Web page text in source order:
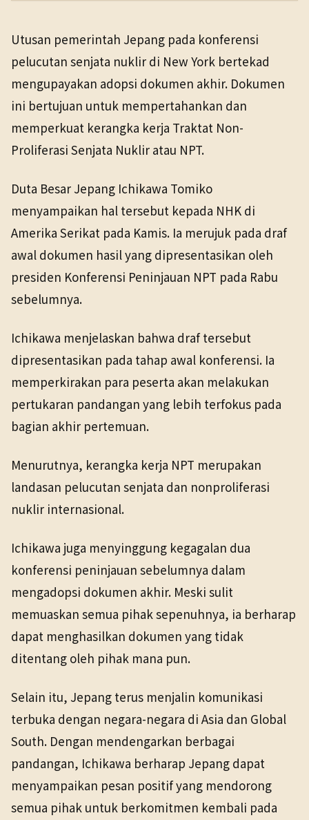
TANGGAL SUMBER
8 Mei 2026
Pranala sumber asli tidak lagi tersedia. Versi arsip
Utusan pemerintah Jepang pada konferensi
pelucutan senjata nuklir di New York bertekad
mengupayakan adopsi dokumen akhir. Dokumen
ini bertujuan untuk mempertahankan dan
memperkuat kerangka kerja Traktat Non-
Proliferasi Senjata Nuklir atau NPT.
Duta Besar Jepang Ichikawa Tomiko
menyampaikan hal tersebut kepada NHK di
Amerika Serikat pada Kamis. Ia merujuk pada draf
awal dokumen hasil yang dipresentasikan oleh
presiden Konferensi Peninjauan NPT pada Rabu
sebelumnya.
Ichikawa menjelaskan bahwa draf tersebut
dipresentasikan pada tahap awal konferensi. Ia
memperkirakan para peserta akan melakukan
pertukaran pandangan yang lebih terfokus pada
bagian akhir pertemuan.
Menurutnya, kerangka kerja NPT merupakan
landasan pelucutan senjata dan nonproliferasi
nuklir internasional.
Ichikawa juga menyinggung kegagalan dua
konferensi peninjauan sebelumnya dalam
mengadopsi dokumen akhir. Meski sulit
memuaskan semua pihak sepenuhnya, ia berharap
dapat menghasilkan dokumen yang tidak
ditentang oleh pihak mana pun.
Selain itu, Jepang terus menjalin komunikasi
terbuka dengan negara-negara di Asia dan Global
South. Dengan mendengarkan berbagai
pandangan, Ichikawa berharap Jepang dapat
menyampaikan pesan positif yang mendorong
semua pihak untuk berkomitmen kembali pada